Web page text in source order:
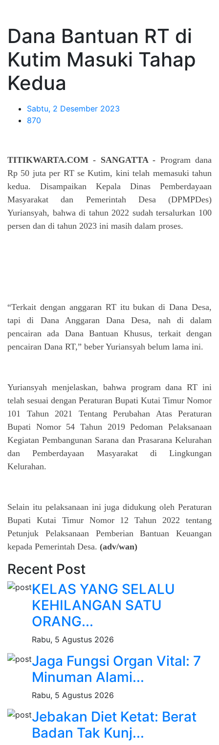
Dana Bantuan RT di
Kutim Masuki Tahap
Kedua
Sabtu, 2 Desember 2023
870
TITIKWARTA.COM - SANGATTA - Program dana
Rp 50 juta per RT se Kutim, kini telah memasuki tahun
kedua. Disampaikan Kepala Dinas Pemberdayaan
Masyarakat dan Pemerintah Desa (DPMPDes)
Yuriansyah, bahwa di tahun 2022 sudah tersalurkan 100
persen dan di tahun 2023 ini masih dalam proses.
“Terkait dengan anggaran RT itu bukan di Dana Desa,
tapi di Dana Anggaran Dana Desa, nah di dalam
pencairan ada Dana Bantuan Khusus, terkait dengan
pencairan Dana RT,” beber Yuriansyah belum lama ini.
Yuriansyah menjelaskan, bahwa program dana RT ini
telah sesuai dengan Peraturan Bupati Kutai Timur Nomor
101 Tahun 2021 Tentang Perubahan Atas Peraturan
Bupati Nomor 54 Tahun 2019 Pedoman Pelaksanaan
Kegiatan Pembangunan Sarana dan Prasarana Kelurahan
dan Pemberdayaan Masyarakat di Lingkungan
Kelurahan.
Selain itu pelaksanaan ini juga didukung oleh Peraturan
Bupati Kutai Timur Nomor 12 Tahun 2022 tentang
Petunjuk Pelaksanaan Pemberian Bantuan Keuangan
kepada Pemerintah Desa. (adv/wan)
Recent Post
KELAS YANG SELALU
KEHILANGAN SATU
ORANG...
Rabu, 5 Agustus 2026
Jaga Fungsi Organ Vital: 7
Minuman Alami...
Rabu, 5 Agustus 2026
Jebakan Diet Ketat: Berat
Badan Tak Kunj...